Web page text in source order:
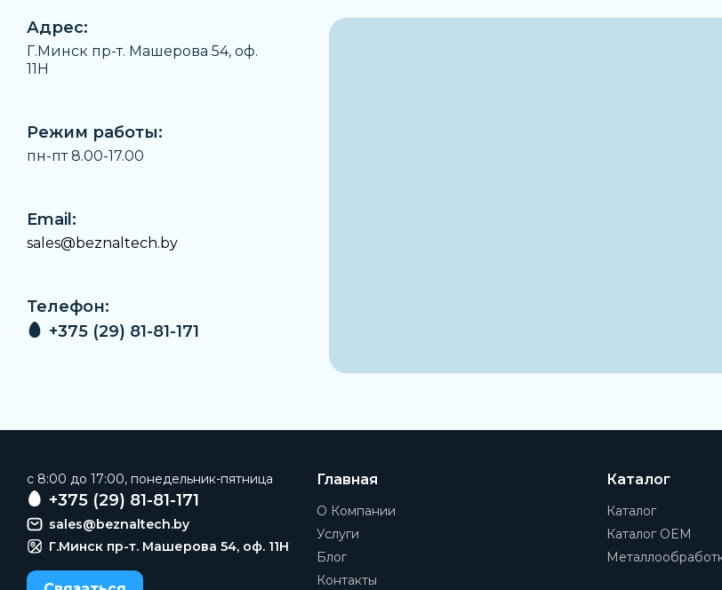
Адрес:
Г.Минск пр-т. Машерова 54, оф.
11H
Режим работы:
пн-пт 8.00-17.00
Email:
sales@beznaltech.by
Телефон:
+375 (29) 81-81-171
c 8:00 до 17:00, понедельник-пятница
+375 (29) 81-81-171
sales@beznaltech.by
Г.Минск пр-т. Машерова 54, оф. 11H
Главная
О Компании
Услуги
Блог
Контакты
Каталог
Каталог
Каталог OEM